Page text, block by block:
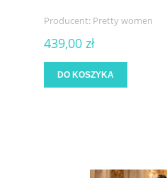
Producent: Pretty women
439,00 zł
DO KOSZYKA